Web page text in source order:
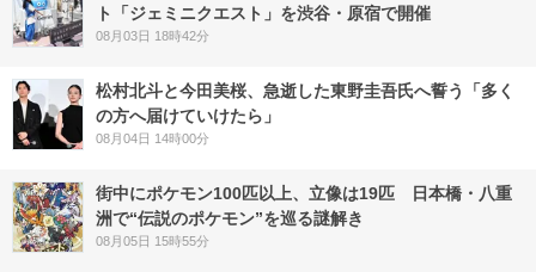
ト「ジェミニクエスト」を渋谷・原宿で開催
08月03日 18時42分
松村北斗と今田美桜、急逝した東野圭吾氏へ誓う「多く
の方へ届けていけたら」
08月04日 14時00分
街中にポケモン100匹以上、立像は19匹 日本橋・八重
洲で“伝説のポケモン”を巡る謎解き
08月05日 15時55分